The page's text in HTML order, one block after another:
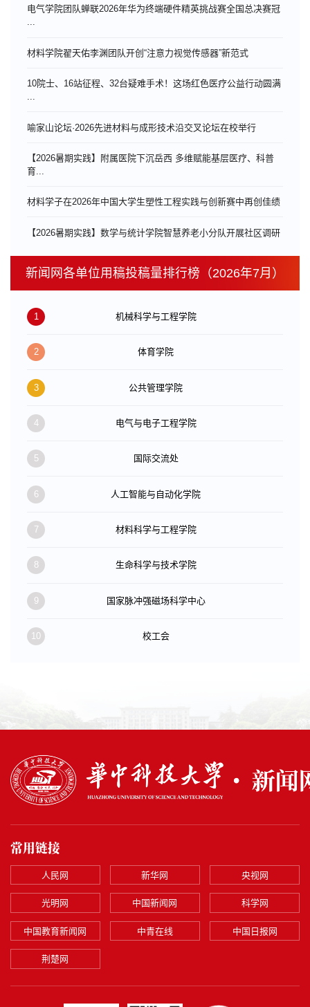
电气学院团队蝉联2026年华为终端硬件精英挑战赛全国总决赛冠
...
材料学院翟天佑李渊团队开创“注意力视觉传感器”新范式
10院士、16站征程、32台疑难手术！这场红色医疗公益行动圆满
...
喻家山论坛·2026先进材料与成形技术沿交叉论坛在校举行
【2026暑期实践】附属医院下沉岳西 多维赋能基层医疗、科普
育...
材料学子在2026年中国大学生塑性工程实践与创新赛中再创佳绩
【2026暑期实践】数学与统计学院智慧养老小分队开展社区调研
新闻网各单位用稿投稿量排行榜（2026年7月）
1 机械科学与工程学院
2 体育学院
3 公共管理学院
4 电气与电子工程学院
5 国际交流处
6 人工智能与自动化学院
7 材料科学与工程学院
8 生命科学与技术学院
9 国家脉冲强磁场科学中心
10 校工会
常用链接
人民网 新华网 央视网
光明网 中国新闻网 科学网
中国教育新闻网 中青在线 中国日报网
荆楚网